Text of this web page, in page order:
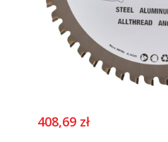
408,69 zł